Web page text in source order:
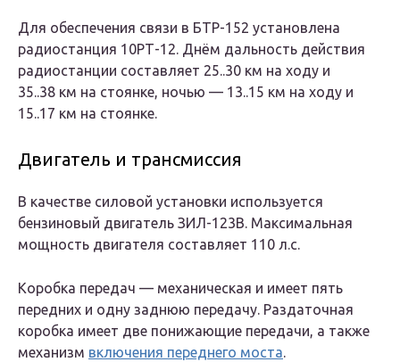
Для обеспечения связи в БТР-152 установлена
радиостанция 10РТ-12. Днём дальность действия
радиостанции составляет 25..30 км на ходу и
35..38 км на стоянке, ночью — 13..15 км на ходу и
15..17 км на стоянке.
Двигатель и трансмиссия
В качестве силовой установки используется
бензиновый двигатель ЗИЛ-123В. Максимальная
мощность двигателя составляет 110 л.с.
Коробка передач — механическая и имеет пять
передних и одну заднюю передачу. Раздаточная
коробка имеет две понижающие передачи, а также
механизм включения переднего моста.